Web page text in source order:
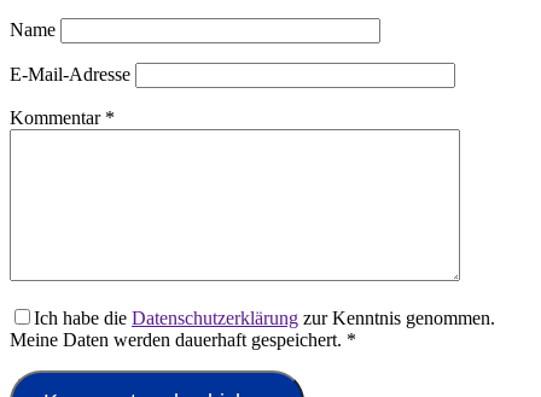
Name
E-Mail-Adresse
Kommentar *
Ich habe die Datenschutzerklärung zur Kenntnis genommen.
Meine Daten werden dauerhaft gespeichert. *